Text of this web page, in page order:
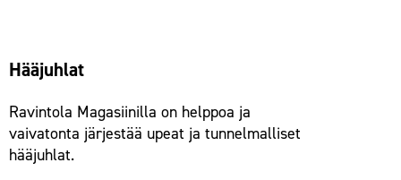
Hääjuhlat
Ravintola Magasiinilla on helppoa ja
vaivatonta järjestää upeat ja tunnelmalliset
hääjuhlat.